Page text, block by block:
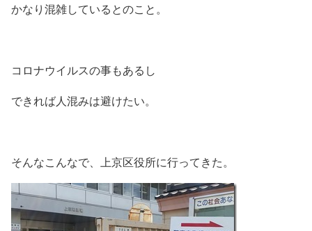
かなり混雑しているとのこと。
コロナウイルスの事もあるし
できれば人混みは避けたい。
そんなこんなで、上京区役所に行ってきた。